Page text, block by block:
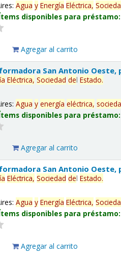
Agua y Energía Eléctrica,
disponibles para
Agregar al carrito
San Antonio Oeste,
Eléctrica, Sociedad delEstado.
Agua y energía eléctrica,
disponibles para
Agregar al carrito
San Antonio Oeste,
Eléctrica, Sociedad delEstado.
Agua y Energía Eléctrica,
disponibles para
Agregar al carrito